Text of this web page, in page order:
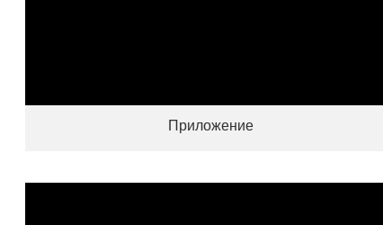
Приложение